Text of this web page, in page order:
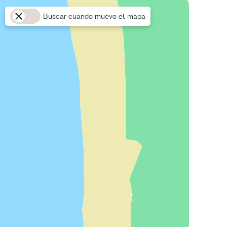
Buscar cuando muevo el mapa